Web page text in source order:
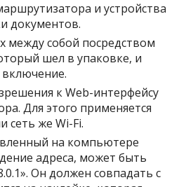
и устройства
документов.
между собой посредством
шел в упаковке, и
к Web-интерфейсу
Для этого применяется
сеть же Wi-Fi.
на компьютере
адреса, может быть
Он должен совпадать с